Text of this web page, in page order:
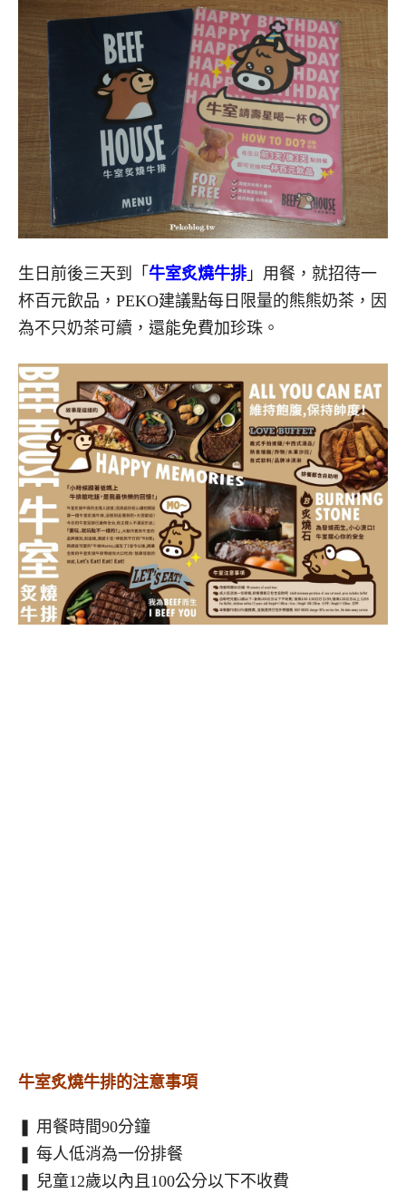
生日前後三天到「 牛室炙燒牛排 」用餐，就招待一
杯百元飲品，PEKO建議點每日限量的熊熊奶茶，因
為不只奶茶可續，還能免費加珍珠。
牛室炙燒牛排的注意事項
❚ 用餐時間90分鐘
❚ 每人低消為一份排餐
❚ 兒童12歲以內且100公分以下不收費